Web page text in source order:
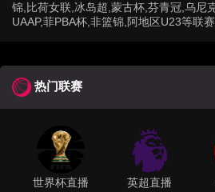
锦,比荷女联,冰岛超,蒙古杯,芬青冠,乌尼
UAAP,菲PBA杯,非篮锦,阿地区U23等联赛
热门联赛
世界杯直播 英超直播